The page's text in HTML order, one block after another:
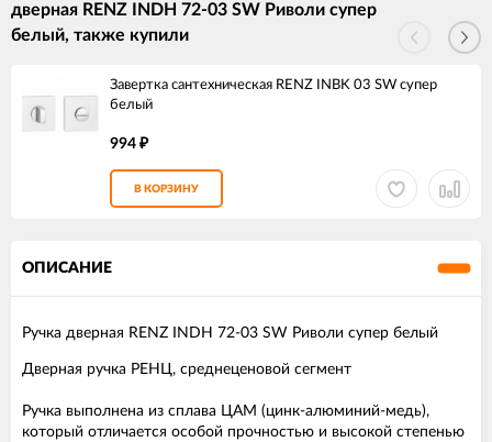
дверная RENZ INDH 72-03 SW Риволи супер
белый, также купили
Завертка сантехническая RENZ INBK 03 SW супер
белый
994 ₽
В КОРЗИНУ
ОПИСАНИЕ
Ручка дверная RENZ INDH 72-03 SW Риволи супер белый
Дверная ручка РЕНЦ, среднеценовой сегмент
Ручка выполнена из сплава ЦАМ (цинк-алюминий-медь),
который отличается особой прочностью и высокой степенью